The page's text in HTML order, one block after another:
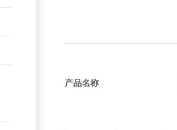
产品名称